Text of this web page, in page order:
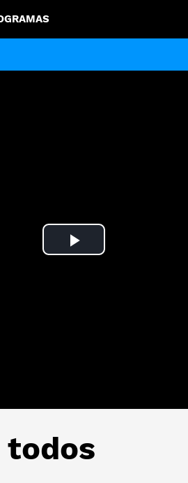
Play
todos